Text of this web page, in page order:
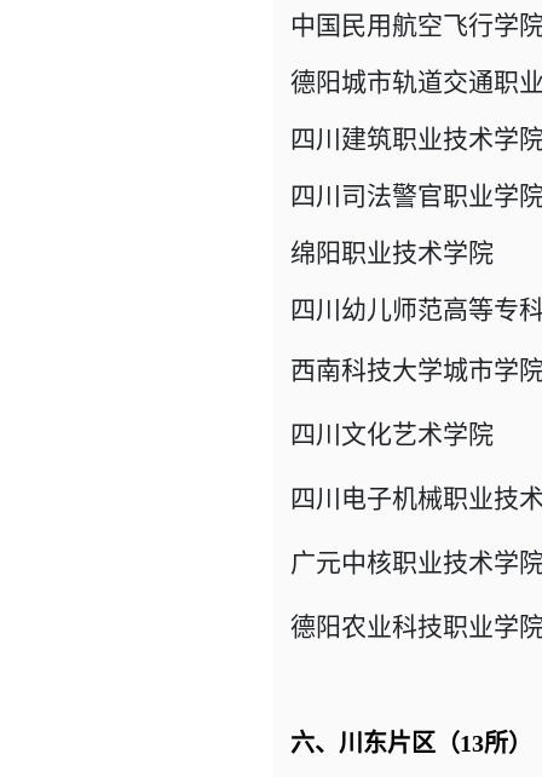
中国民用航空飞行
德阳城市轨道交通职
四川建筑职业技术
四川司法警官职业
绵阳职业技术学院
四川幼儿师范高等专
西南科技大学城市
四川文化艺术学
四川电子机械职业
广元中核职业技术
德阳农业科技职业学
六、川东片区（13所）